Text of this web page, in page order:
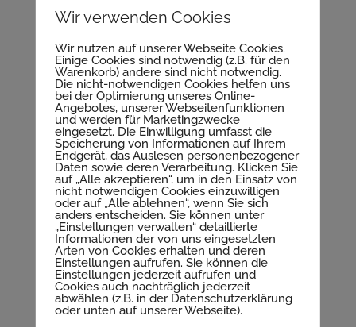
glauben und zu manifestieren
Auch dann ist es ein guter Zeitpunkt, dass du
deine Situation noch einmal unter etwas
anderen Gesichtspunkten betrachten kannst.
Ich weiß nicht, zu welchem Entscheid du dann
für dich kommen wirst, aber schauen kannst du
hier:
Ängste, Sorgen, Drama
– Seelenthema oder
Kopfkino?
Ich freue mich, wenn du hier einen Kommentar
hinterlässt und von deinen Erfahrungen
berichtest. Was sind deine Tipps, um gut durch
Wir verwenden Cookies
Wir nutzen auf unserer Webseite Cookies.
Einige Cookies sind notwendig (z.B. für den
Warenkorb) andere sind nicht notwendig.
Die nicht-notwendigen Cookies helfen uns
bei der Optimierung unseres Online-
Angebotes, unserer Webseitenfunktionen
und werden für Marketingzwecke
eingesetzt. Die Einwilligung umfasst die
Speicherung von Informationen auf Ihrem
Endgerät, das Auslesen personenbezogener
Daten sowie deren Verarbeitung. Klicken Sie
auf „Alle akzeptieren“, um in den Einsatz von
nicht notwendigen Cookies einzuwilligen
oder auf „Alle ablehnen“, wenn Sie sich
anders entscheiden. Sie können unter
„Einstellungen verwalten“ detaillierte
Informationen der von uns eingesetzten
Arten von Cookies erhalten und deren
Einstellungen aufrufen. Sie können die
Einstellungen jederzeit aufrufen und
Cookies auch nachträglich jederzeit
abwählen (z.B. in der Datenschutzerklärung
oder unten auf unserer Webseite).